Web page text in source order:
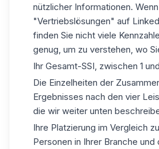
nützlicher Informationen.
"Vertriebslösungen" auf
finden Sie nicht viele
genug, um zu verstehen, wo
Ihr Gesamt-SSI, zwischen 1
Die Einzelheiten der
Ergebnisses nach den vier
die wir weiter unten
Ihre Platzierung im Vergleich
Personen in Ihrer Branche und